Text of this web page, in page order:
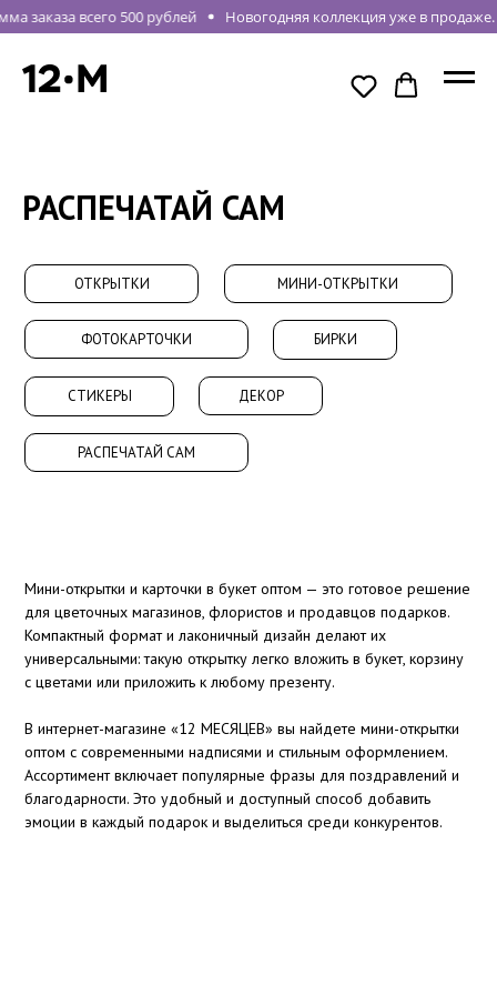
заказа всего 500 рублей Новогодняя коллекция уже в
РАСПЕЧАТАЙ САМ
ОТКРЫТКИ
РАСПЕЧАТАЙ САМ
ДЕКОР
СТИКЕРЫ
БИРКИ
МИНИ-ОТКРЫТКИ
ФОТОКАРТОЧКИ
Мини-открытки и карточки в букет оптом — это готовое решение
для цветочных магазинов, флористов и продавцов подарков.
Компактный формат и лаконичный дизайн делают их
универсальными: такую открытку легко вложить в букет, корзину
с цветами или приложить к любому презенту.
В интернет-магазине «12 МЕСЯЦЕВ» вы найдете мини-открытки
оптом с современными надписями и стильным оформлением.
Ассортимент включает популярные фразы для поздравлений и
благодарности. Это удобный и доступный способ добавить
эмоции в каждый подарок и выделиться среди конкурентов.